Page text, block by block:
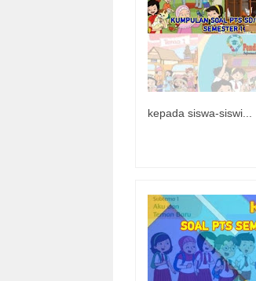
kepada siswa-siswi...